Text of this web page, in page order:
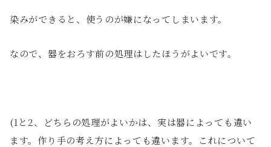
染みができると、使うのが嫌になってしまいます。
なので、器をおろす前の処理はしたほうがよいです。
(1と2、どちらの処理がよいかは、実は器によっても違い
ます。作り手の考え方によっても違います。これについて